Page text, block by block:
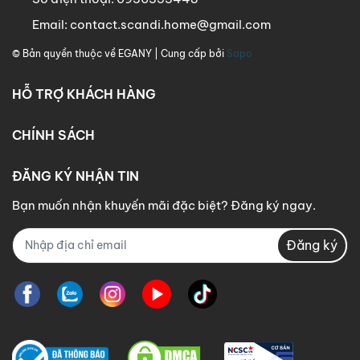
Email: contact.scandi.home@gmail.com
© Bản quyền thuộc về EGANY | Cung cấp bởi Sapo
HỖ TRỢ KHÁCH HÀNG
CHÍNH SÁCH
ĐĂNG KÝ NHẬN TIN
Bạn muốn nhận khuyến mãi đặc biệt? Đăng ký ngay.
Đăng ký